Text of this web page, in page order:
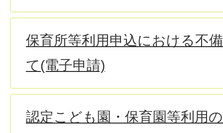
保育所等利用申込における不
て(電子申請)
認定こども園・保育園等利用